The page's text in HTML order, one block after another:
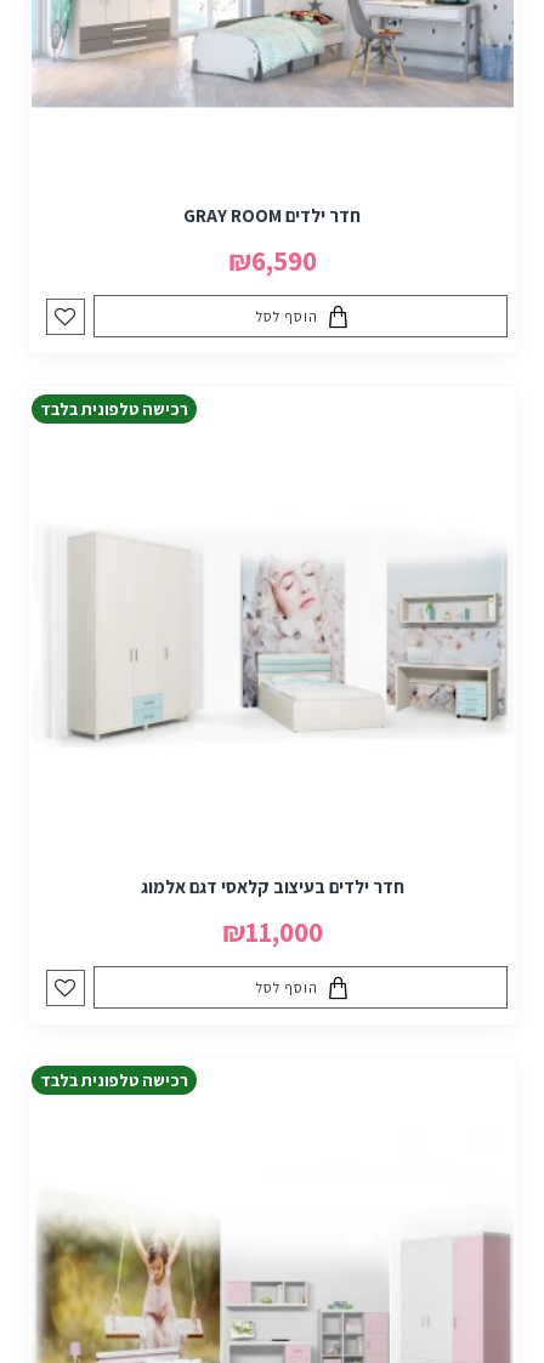
חדר ילדים GRAY ROOM
₪6,590
הוסף לסל
רכישה טלפונית בלבד
חדר ילדים בעיצוב קלאסי דגם אלמוג
₪11,000
הוסף לסל
רכישה טלפונית בלבד